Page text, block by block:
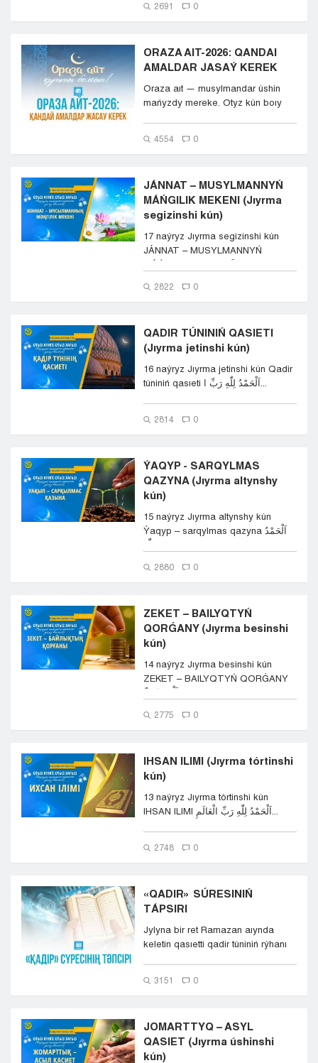
2691 0
ORAZA AIT-2026: QANDAI
AMALDAR JASAÝ KEREK
Oraza aıt — musylmandar úshin
mańyzdy mereke. Otyz kún boıy
4554 0
JÁNNAT – MUSYLMANNYŃ
MÁŃGILIK MEKENI (Jıyrma
segizinshi kún)
17 naýryz Jıyrma segizinshi kún
JÁNNAT – MUSYLMANNYŃ
2822 0
QADIR TÚNINIŃ QASIETI
(Jıyrma jetinshi kún)
16 naýryz Jıyrma jetinshi kún Qadir
2814 0
ÝAQYP - SARQYLMAS
QAZYNA (Jıyrma altynshy
kún)
15 naýryz Jıyrma altynshy kún
Ýaqyp – sarqylmas qazyna اَلْحَمْدُ
2880 0
ZEKET – BAILYQTYŃ
QORǴANY (Jıyrma besinshi
kún)
14 naýryz Jıyrma besinshi kún
ZEKET – BAILYQTYŃ QORǴANY
2775 0
IHSAN ILIMI (Jıyrma tórtinshi
kún)
13 naýryz Jıyrma tórtinshi kún
2748 0
«QADIR» SÚRESINIŃ
TÁPSIRI
Jylyna bir ret Ramazan aıynda
keletin qasıetti qadir túniniń rýhanı
3151 0
JOMARTTYQ – ASYL
QASIET (Jıyrma úshinshi
kún)